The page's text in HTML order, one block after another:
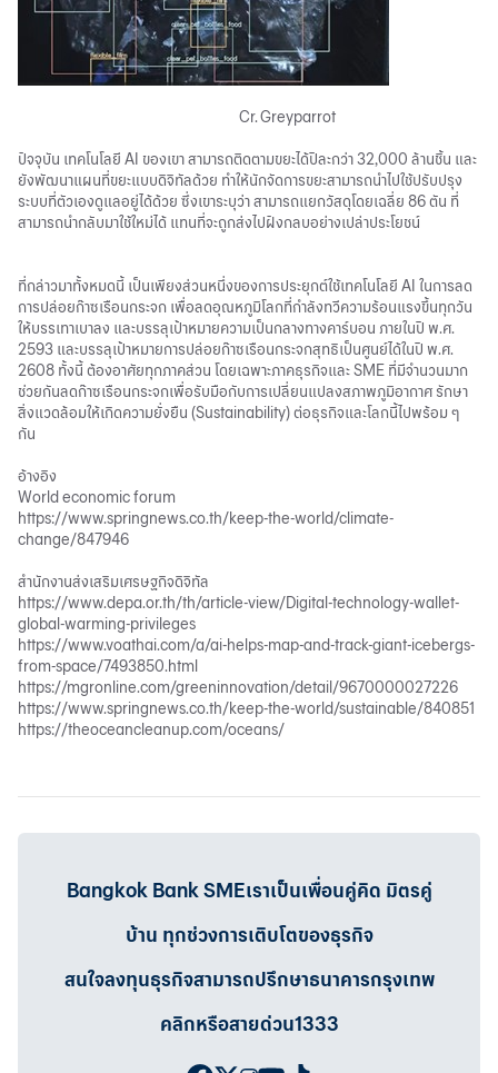
Cr. Greyparrot
ปัจจุบัน เทคโนโลยี AI ของเขา สามารถติดตามขยะได้ปีละกว่า 32,000 ล้านชิ้น และ
ยังพัฒนาแผนที่ขยะแบบดิจิทัลด้วย ทำให้นักจัดการขยะสามารถนำไปใช้ปรับปรุง
ระบบที่ตัวเองดูแลอยู่ได้ด้วย ซึ่งเขาระบุว่า สามารถแยกวัสดุโดยเฉลี่ย 86 ตัน ที่
สามารถนำกลับมาใช้ใหม่ได้ แทนที่จะถูกส่งไปฝังกลบอย่างเปล่าประโยชน์
ที่กล่าวมาทั้งหมดนี้ เป็นเพียงส่วนหนึ่งของการประยุกต์ใช้เทคโนโลยี AI ในการลด
การปล่อยก๊าซเรือนกระจก เพื่อลดอุณหภูมิโลกที่กำลังทวีความร้อนแรงขึ้นทุกวัน
ให้บรรเทาเบาลง และบรรลุเป้าหมายความเป็นกลางทางคาร์บอน ภายในปี พ.ศ.
2593 และบรรลุเป้าหมายการปล่อยก๊าซเรือนกระจกสุทธิเป็นศูนย์ได้ในปี พ.ศ.
2608 ทั้งนี้ ต้องอาศัยทุกภาคส่วน โดยเฉพาะภาคธุรกิจและ SME ที่มีจำนวนมาก
ช่วยกันลดก๊าซเรือนกระจกเพื่อรับมือกับการเปลี่ยนแปลงสภาพภูมิอากาศ รักษา
สิ่งแวดล้อมให้เกิดความยั่งยืน (Sustainability) ต่อธุรกิจและโลกนี้ไปพร้อม ๆ
กัน
อ้างอิง
World economic forum
https://www.springnews.co.th/keep-the-world/climate-
change/847946
สำนักงานส่งเสริมเศรษฐกิจดิจิทัล
https://www.depa.or.th/th/article-view/Digital-technology-wallet-
global-warming-privileges
https://www.voathai.com/a/ai-helps-map-and-track-giant-icebergs-
from-space/7493850.html
https://mgronline.com/greeninnovation/detail/9670000027226
https://www.springnews.co.th/keep-the-world/sustainable/840851
https://theoceancleanup.com/oceans/
Bangkok Bank SMEเราเป็นเพื่อนคู่คิด มิตรคู่
บ้าน ทุกช่วงการเติบโตของธุรกิจ
สนใจลงทุนธุรกิจสามารถปรึกษาธนาคารกรุงเทพ
คลิกหรือสายด่วน1333